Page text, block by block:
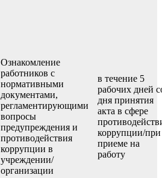
Ознакомление
работников с
нормативными
документами,
регламентирующими
вопросы
предупреждения и
противодействия
коррупции в
учреждении/
организации
в течение 5
рабочих дней
дня принятия
акта в сфере
коррупции/при
приеме на
работу